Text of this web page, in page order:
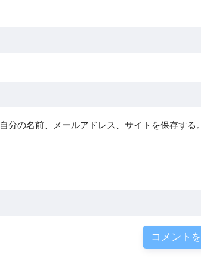
の名前、メールアドレス、サイトを保存する。